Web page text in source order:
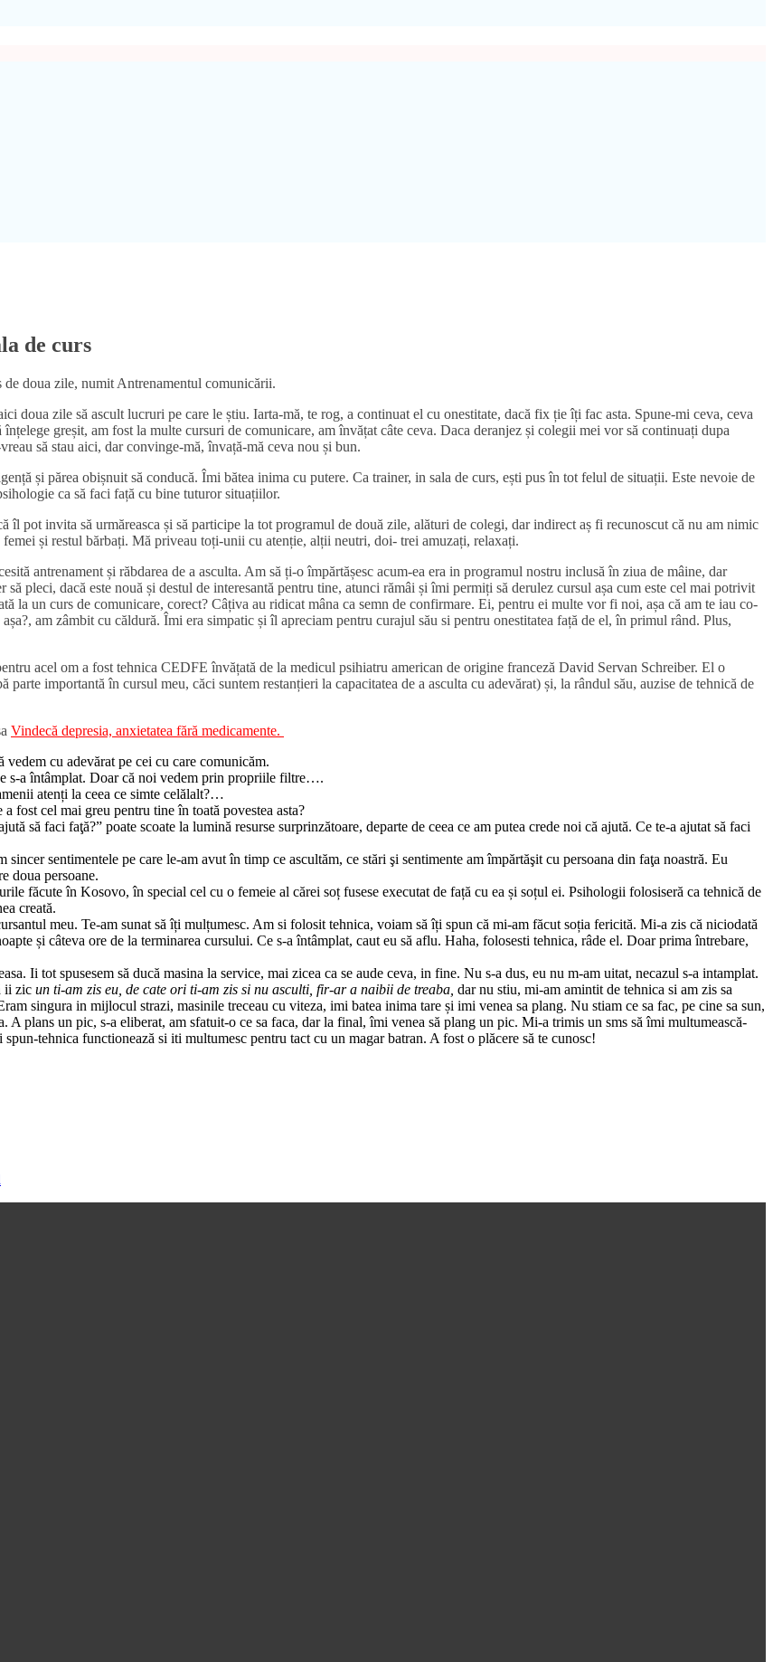
de curs
doua zile, numit Antrenamentul comunicării.
doua zile să ascult lucruri pe care le știu. Iarta-mă, te rog, a continuat el cu onestitate, dacă fix ție îți fac asta. Spune-mi ceva, ceva
greșit, am fost la multe cursuri de comunicare, am învățat câte ceva. Daca deranjez și colegii mei vor să continuați dupa
să stau aici, dar convinge-mă, învață-mă ceva nou și bun.
și părea obișnuit să conducă. Îmi bătea inima cu putere. Ca trainer, in sala de curs, ești pus în tot felul de situații. Este nevoie de
ca să faci față cu bine tuturor situațiilor.
îl pot invita să urmăreasca și să participe la tot programul de două zile, alături de colegi, dar indirect aș fi recunoscut că nu am nimic
și restul bărbați. Mă priveau toți-unii cu atenție, alții neutri, doi- trei amuzați, relaxați.
antrenament și răbdarea de a asculta. Am să ți-o împărtășesc acum-ea era in programul nostru inclusă în ziua de mâine, dar
pleci, dacă este nouă și destul de interesantă pentru tine, atunci rămâi și îmi permiți să derulez cursul așa cum este cel mai potrivit
la un curs de comunicare, corect? Câțiva au ridicat mâna ca semn de confirmare. Ei, pentru ei multe vor fi noi, așa că am te iau co-
am zâmbit cu căldură. Îmi era simpatic și îl apreciam pentru curajul său si pentru onestitatea față de el, în primul rând. Plus,
acel om a fost tehnica CEDFE învățată de la medicul psihiatru american de origine franceză David Servan Schreiber. El o
parte importantă în cursul meu, căci suntem restanțieri la capacitatea de a asculta cu adevărat) și, la rândul său, auzise de tehnică de
Vindecă depresia, anxietatea fără medicamente.
cu adevărat pe cei cu care comunicăm.
s-a întâmplat. Doar că noi vedem prin propriile filtre….
atenți la ceea ce simte celălalt?…
fost cel mai greu pentru tine în toată povestea asta?
să faci faţă?” poate scoate la lumină resurse surprinzătoare, departe de ceea ce am putea crede noi că ajută. Ce te-a ajutat să faci
sentimentele pe care le-am avut în timp ce ascultăm, ce stări şi sentimente am împărtăşit cu persoana din faţa noastră. Eu
doua persoane.
făcute în Kosovo, în special cel cu o femeie al cărei soț fusese executat de față cu ea și soțul ei. Psihologii folosiseră ca tehnică de
creată.
meu. Te-am sunat să îți mulțumesc. Am si folosit tehnica, voiam să îți spun că mi-am făcut soția fericită. Mi-a zis că niciodată
și câteva ore de la terminarea cursului. Ce s-a întâmplat, caut eu să aflu. Haha, folosesti tehnica, râde el. Doar prima întrebare,
Ii tot spusesem să ducă masina la service, mai zicea ca se aude ceva, in fine. Nu s-a dus, eu nu m-am uitat, necazul s-a intamplat.
ii zic un ti-am zis eu, de cate ori ti-am zis si nu asculti, fir-ar a naibii de treaba, dar nu stiu, mi-am amintit de tehnica si am zis sa
singura in mijlocul strazi, masinile treceau cu viteza, imi batea inima tare și imi venea sa plang. Nu stiam ce sa fac, pe cine sa sun,
A plans un pic, s-a eliberat, am sfatuit-o ce sa faca, dar la final, îmi venea să plang un pic. Mi-a trimis un sms să îmi multumească-
tehnica functionează si iti multumesc pentru tact cu un magar batran. A fost o plăcere să te cunosc!